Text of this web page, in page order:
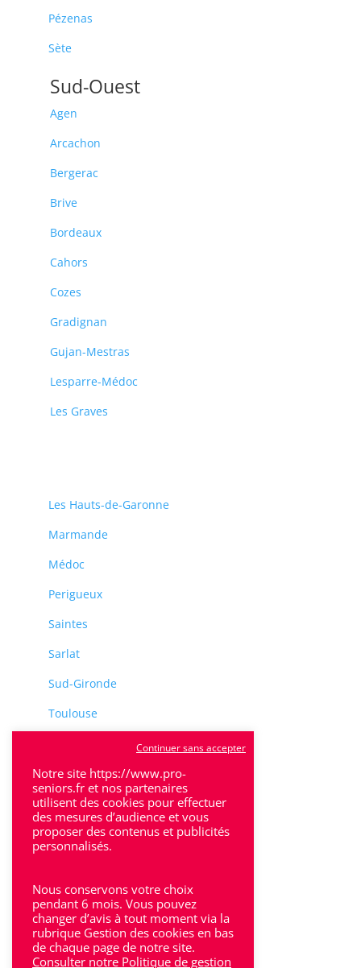
Pézenas
Sète
Sud-Ouest
Agen
Arcachon
Bergerac
Brive
Bordeaux
Cahors
Cozes
Gradignan
Gujan-Mestras
Lesparre-Médoc
Les Graves
Les Hauts-de-Garonne
Marmande
Médoc
Perigueux
Saintes
Sarlat
Sud-Gironde
Toulouse
Villeneuve-Sur-Lot
Bron
Lyon
Lyon 6
Notre site https://www.pro-
seniors.fr et nos partenaires
utilisent des cookies pour effectuer
des mesures d’audience et vous
proposer des contenus et publicités
personnalisés.
Nous conservons votre choix
pendant 6 mois. Vous pouvez
changer d’avis à tout moment via la
rubrique Gestion des cookies en bas
de chaque page de notre site.
Consulter notre Politique de gestion
Continuer sans accepter